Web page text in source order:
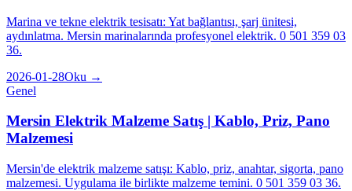
Marina ve tekne elektrik tesisatı: Yat bağlantısı, şarj ünitesi,
aydınlatma. Mersin marinalarında profesyonel elektrik. 0 501 359 03
36.
2026-01-28Oku →
Genel
Mersin Elektrik Malzeme Satış | Kablo, Priz, Pano
Malzemesi
Mersin'de elektrik malzeme satışı: Kablo, priz, anahtar, sigorta, pano
malzemesi. Uygulama ile birlikte malzeme temini. 0 501 359 03 36.